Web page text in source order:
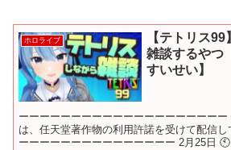
ホロライブ
【テトリス
雑談するやつ
すいせい】
ーーーーーーーーーーーーーーーーーーー
は、任天堂著作物の利用許諾を受けて配信
ーーーーーーーーーーーーーーー 2月25日